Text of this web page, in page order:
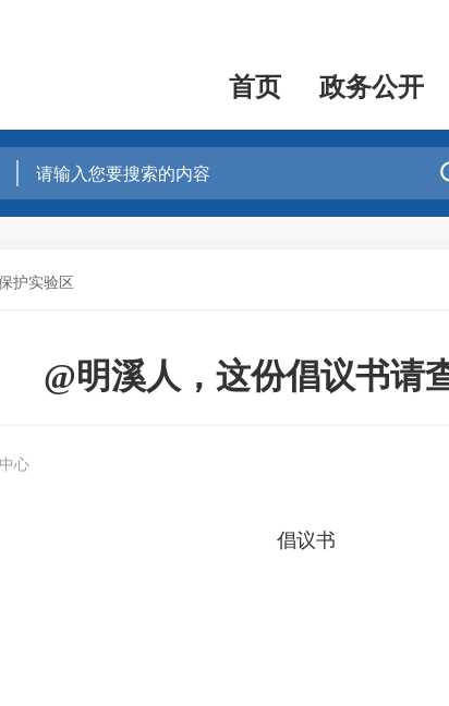
首页 政务公开
护实验区
@明溪人，这份倡议书请
心
倡议书